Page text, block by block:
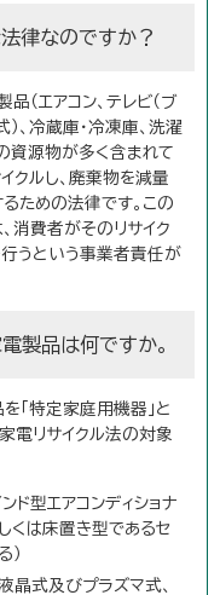
律なのですか？
（エアコン、テレビ（ブ
、冷蔵庫・冷凍庫、洗濯
資源物が多く含まれて
クルし、廃棄物を減量
ための法律です。この
消費者がそのリサイク
うという事業者責任が
製品は何ですか。
「特定家庭用機器」と
電リサイクル法の対象
ド型エアコンディショナ
くは床置き型であるセ
）
晶式及びプラズマ式、